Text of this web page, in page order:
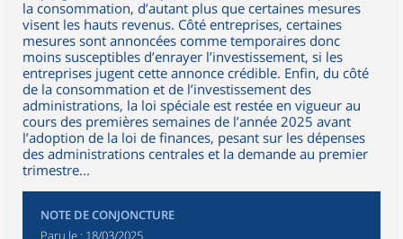
la consommation, d’autant plus que certaines mesures
visent les hauts revenus. Côté entreprises, certaines
mesures sont annoncées comme temporaires donc
moins susceptibles d’enrayer l’investissement, si les
entreprises jugent cette annonce crédible. Enfin, du côté
de la consommation et de l’investissement des
administrations, la loi spéciale est restée en vigueur au
cours des premières semaines de l’année 2025 avant
l’adoption de la loi de finances, pesant sur les dépenses
des administrations centrales et la demande au premier
trimestre...
NOTE DE CONJONCTURE
Paru le : 18/03/2025